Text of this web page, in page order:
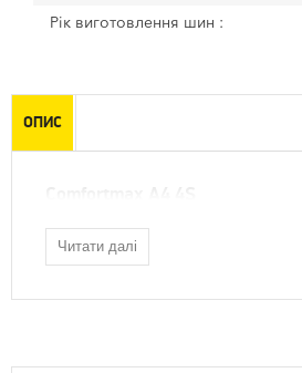
Рік виготовлення шин :
ОПИС
Читати далі